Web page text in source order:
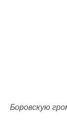
Боровскую